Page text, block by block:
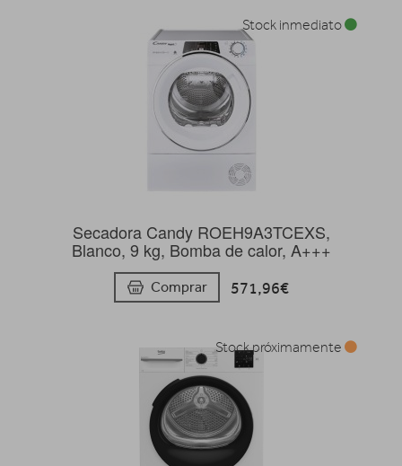
Secadora Candy ROEH9A3TCEXS,
Blanco, 9 kg, Bomba de calor, A+++
Comprar 571,96€
Stock inmediato
Stock próximamente